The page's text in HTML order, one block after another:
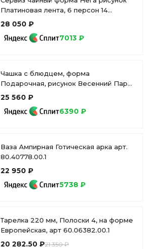
Платиновая лента, 6 персон 14
предметов, арт. 81.30715.00.1
28 050 ₽
7013 ₽
Чашка с блюдцем, форма
Подарочная, рисунок Весенний Парк,
арт 81.14820.00.1
25 560 ₽
6390 ₽
Ваза Ампирная Готическая арка арт.
80.40778.00.1
22 950 ₽
5738 ₽
Тарелка 220 мм, Полоски 4, на форме
Европейская, арт 60.06382.00.1
20 282.50 ₽21 350 ₽